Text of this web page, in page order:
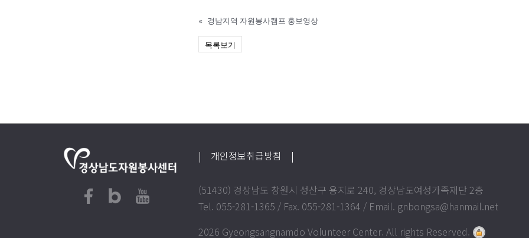
« 경남지역 자원봉사캠프 홍보영상
목록보기
| 개인정보취급방침 |
(51430) 경상남도 창원시 성산구 용지로 240, 경상남도여성가족재단 2층
Tel. 055-281-1365 / Fax. 055-281-1364 / Email. gnbongsa@hanmail.net
2026 Gyeongsangnamdo Volunteer Center. All rights Reserved.